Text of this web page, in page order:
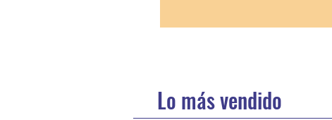
Lo más vendido